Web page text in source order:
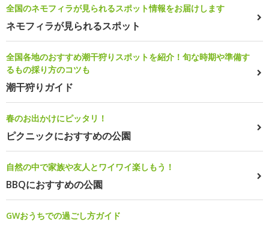
全国のネモフィラが見られるスポット情報をお届けします
ネモフィラが見られるスポット
全国各地のおすすめ潮干狩りスポットを紹介！旬な時期や準備す
るもの採り方のコツも
潮干狩りガイド
春のお出かけにピッタリ！
ピクニックにおすすめの公園
自然の中で家族や友人とワイワイ楽しもう！
BBQにおすすめの公園
GWおうちでの過ごし方ガイド